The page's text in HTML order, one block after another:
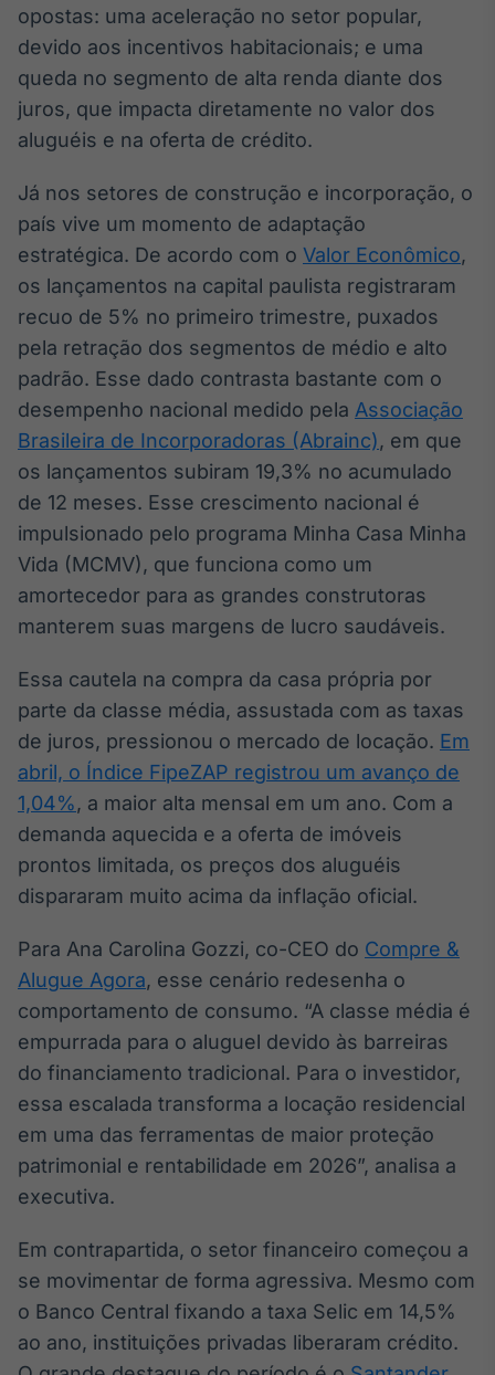
e Conteúdos
Broadcast
Plataforma para
negociação de
Broadcast
Datafeed
APIs para
integração de
conteúdos e
dados
Broadcast
Ticker
Cotações e
headlines de
notícias
Broadcast
Widgets
Componentes
para conteúdos e
Broadcast
Conteúdos e
dados para
displays e telas
Broadcast
Curadoria de
conteúdos
noticiosos
Soluções de
Tecnologia
Broadcast
Radar
Monitoramento
inteligente de
notícias e
Fundos
A melhor
plataforma para
analisar fundos
de investimento
no Brasil
opostas: uma aceleração no setor popular,
devido aos incentivos habitacionais; e uma
queda no segmento de alta renda diante dos
juros, que impacta diretamente no valor dos
aluguéis e na oferta de crédito.
Já nos setores de construção e incorporação, o
país vive um momento de adaptação
estratégica. De acordo com o Valor Econômico,
os lançamentos na capital paulista registraram
recuo de 5% no primeiro trimestre, puxados
pela retração dos segmentos de médio e alto
padrão. Esse dado contrasta bastante com o
desempenho nacional medido pela Associação
Brasileira de Incorporadoras (Abrainc), em que
os lançamentos subiram 19,3% no acumulado
de 12 meses. Esse crescimento nacional é
impulsionado pelo programa Minha Casa Minha
Vida (MCMV), que funciona como um
amortecedor para as grandes construtoras
manterem suas margens de lucro saudáveis.
Essa cautela na compra da casa própria por
parte da classe média, assustada com as taxas
de juros, pressionou o mercado de locação. Em
abril, o Índice FipeZAP registrou um avanço de
1,04%, a maior alta mensal em um ano. Com a
demanda aquecida e a oferta de imóveis
prontos limitada, os preços dos aluguéis
dispararam muito acima da inflação oficial.
Para Ana Carolina Gozzi, co-CEO do Compre &
Alugue Agora, esse cenário redesenha o
comportamento de consumo. “A classe média é
empurrada para o aluguel devido às barreiras
do financiamento tradicional. Para o investidor,
essa escalada transforma a locação residencial
em uma das ferramentas de maior proteção
patrimonial e rentabilidade em 2026”, analisa a
executiva.
Em contrapartida, o setor financeiro começou a
se movimentar de forma agressiva. Mesmo com
o Banco Central fixando a taxa Selic em 14,5%
ao ano, instituições privadas liberaram crédito.